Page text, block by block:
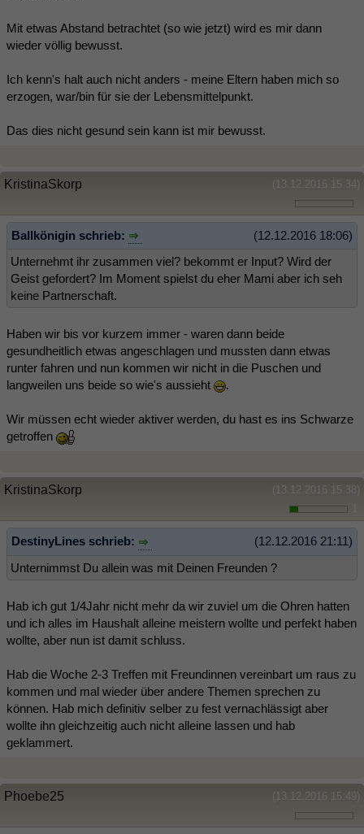
Mit etwas Abstand betrachtet (so wie jetzt) wird es mir dann
wieder völlig bewusst.
Ich kenn's halt auch nicht anders - meine Eltern haben mich so
erzogen, war/bin für sie der Lebensmittelpunkt.
Das dies nicht gesund sein kann ist mir bewusst.
(13.12.2016 15:34)
KristinaSkorp
(12.12.2016 18:06)
Ballkönigin schrieb:
Unternehmt ihr zusammen viel? bekommt er Input? Wird der
Geist gefordert? Im Moment spielst du eher Mami aber ich seh
keine Partnerschaft.
Haben wir bis vor kurzem immer - waren dann beide
gesundheitlich etwas angeschlagen und mussten dann etwas
runter fahren und nun kommen wir nicht in die Puschen und
langweilen uns beide so wie's aussieht
.
Wir müssen echt wieder aktiver werden, du hast es ins Schwarze
getroffen
(13.12.2016 15:38)
KristinaSkorp
(12.12.2016 21:11)
DestinyLines schrieb:
Unternimmst Du allein was mit Deinen Freunden ?
Hab ich gut 1/4Jahr nicht mehr da wir zuviel um die Ohren hatten
und ich alles im Haushalt alleine meistern wollte und perfekt haben
wollte, aber nun ist damit schluss.
Hab die Woche 2-3 Treffen mit Freundinnen vereinbart um raus zu
kommen und mal wieder über andere Themen sprechen zu
können. Hab mich definitiv selber zu fest vernachlässigt aber
wollte ihn gleichzeitig auch nicht alleine lassen und hab
geklammert.
(13.12.2016 15:49)
Phoebe25